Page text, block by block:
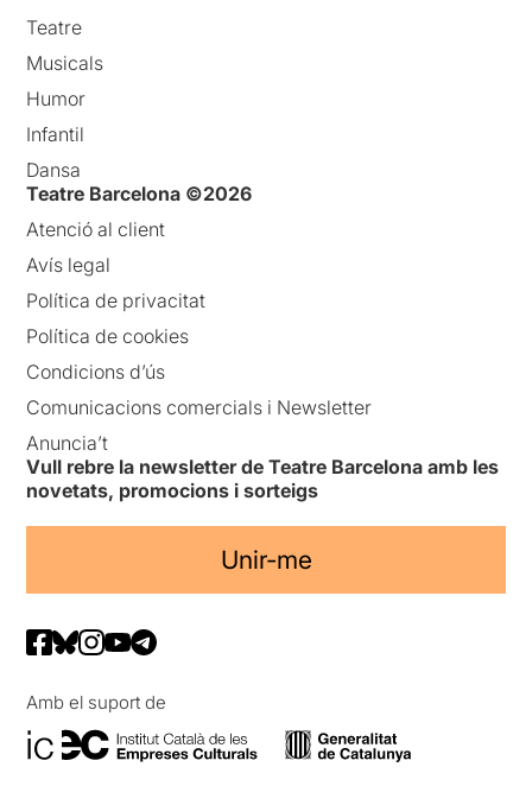
Teatre
Musicals
Humor
Infantil
Dansa
Teatre Barcelona ©2026
Atenció al client
Avís legal
Política de privacitat
Política de cookies
Condicions d’ús
Comunicacions comercials i Newsletter
Anuncia’t
Vull rebre la newsletter de Teatre Barcelona amb les
novetats, promocions i sorteigs
Unir-me
Amb el suport de